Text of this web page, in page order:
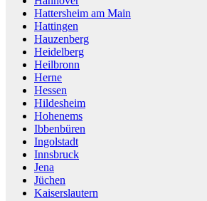
Hattersheim am Main
Hattingen
Hauzenberg
Heidelberg
Heilbronn
Herne
Hessen
Hildesheim
Hohenems
Ibbenbüren
Ingolstadt
Innsbruck
Jena
Jüchen
Kaiserslautern